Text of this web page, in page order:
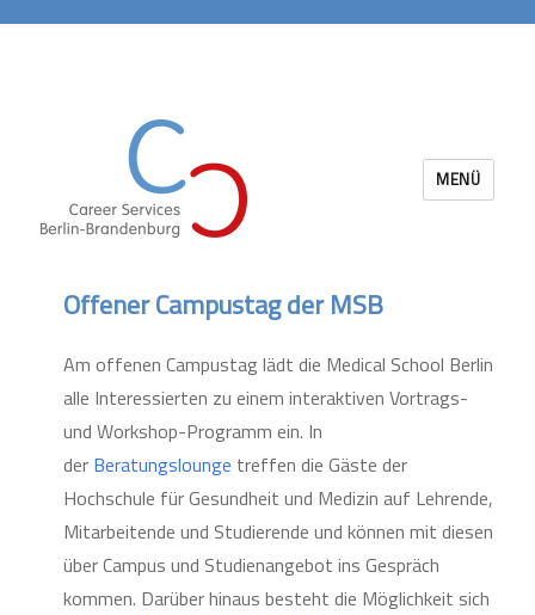
MENÜ
Offener Campustag der MSB
Am offenen Campustag lädt die Medical School Berlin
alle Interessierten zu einem interaktiven Vortrags-
und Workshop-Programm ein. In
der Beratungslounge treffen die Gäste der
Hochschule für Gesundheit und Medizin auf Lehrende,
Mitarbeitende und Studierende und können mit diesen
über Campus und Studienangebot ins Gespräch
kommen. Darüber hinaus besteht die Möglichkeit sich